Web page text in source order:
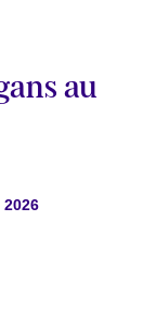
au